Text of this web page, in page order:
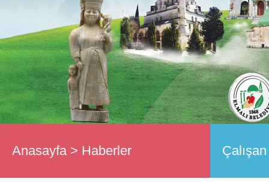
Anasayfa> Haberler